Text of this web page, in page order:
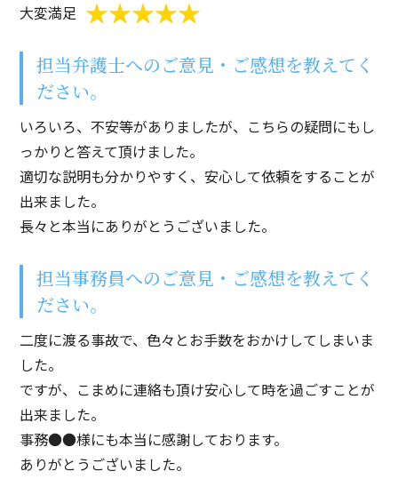
大変満足
担当弁護士へのご意見・ご感想を教えてく
ださい。
いろいろ、不安等がありましたが、こちらの疑問にもし
っかりと答えて頂けました。
適切な説明も分かりやすく、安心して依頼をすることが
出来ました。
長々と本当にありがとうございました。
担当事務員へのご意見・ご感想を教えてく
ださい。
二度に渡る事故で、色々とお手数をおかけしてしまいま
した。
ですが、こまめに連絡も頂け安心して時を過ごすことが
出来ました。
事務●●様にも本当に感謝しております。
ありがとうございました。